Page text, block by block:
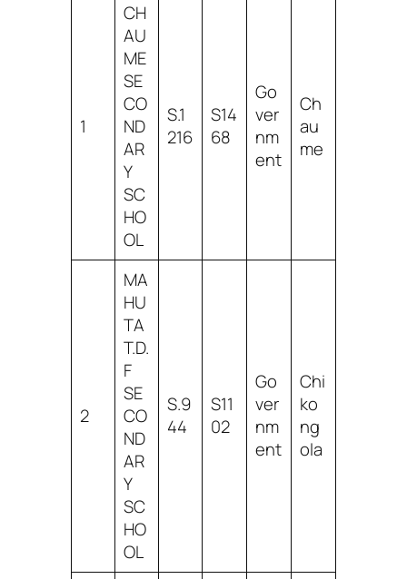
1
CH
AU
ME
SE
CO
ND
AR
Y
SC
HO
OL
S.1
216
S14
68
Go
ver
nm
ent
Ch
au
me
2
MA
HU
TA
T.D.
F
SE
CO
ND
AR
Y
SC
HO
OL
S.9
44
S11
02
Go
ver
nm
ent
Chi
ko
ng
ola